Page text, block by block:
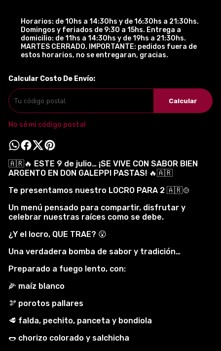
Horarios: de 10hs a 14:30hs y de 16:30hs a 21:30hs.
Domingos y feriados de 9:30 a 15hs. Entrega a
domicilio: de 11hs a 14:30hs y de 19hs a 21:30hs.
MARTES CERRADO. IMPORTANTE: pedidos fuera de
estos horarios, no se entregaran, gracias.
Calcular Costo De Envío:
Calcular
No sé mi código postal
🇦🇷🔥 ESTE 9 de julio… ¡SE VIVE CON SABOR BIEN
ARGENTO EN DON GALEPPI PASTAS! 🔥🇦🇷
Te presentamos nuestro LOCRO PARA 2 🇦🇷🍲
Un menú pensado para compartir, disfrutar y
celebrar nuestras raíces como se debe.
¿Y el locro, QUE TRAE? 😮
Una verdadera bomba de sabor y tradición…
Preparado a fuego lento, con:
🌽 maíz blanco
🫘 porotos pallares
🥩 falda, pechito, panceta y bondiola
🌭 chorizo colorado y salchicha